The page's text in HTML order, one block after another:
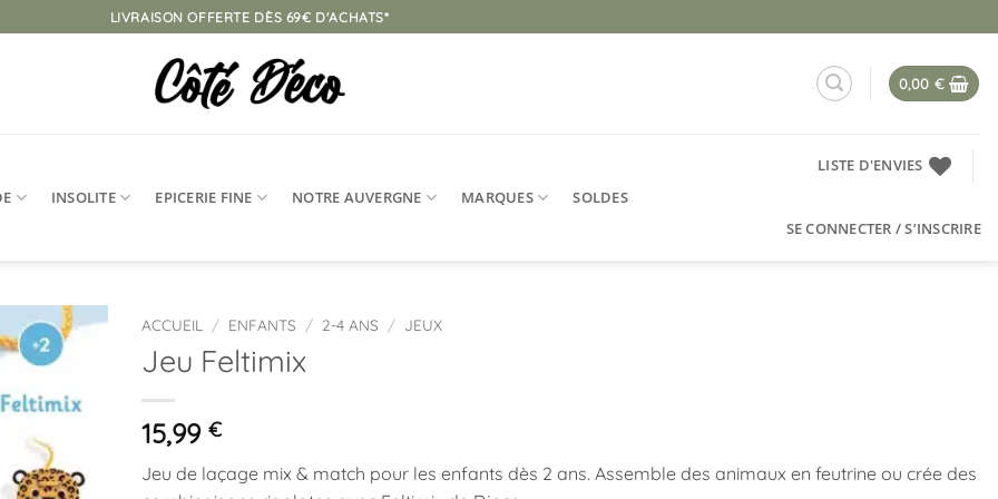
LIVRAISON OFFERTE DÈS 69€ D'ACHATS*
0,00 €
INSOLITE EPICERIE FINE NOTRE AUVERGNE MARQUES SOLDES
LISTE D'ENVIES
SE CONNECTER / S’INSCRIRE
à la
d’envies
ACCUEIL / ENFANTS / 2-4 ANS / JEUX
Jeu Feltimix
15,99 €
Jeu de laçage mix & match pour les enfants dès 2 ans. Assemble des animaux en feutrine ou crée des